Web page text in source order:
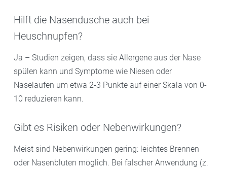
Hilft die Nasendusche auch bei
Heuschnupfen?
Ja – Studien zeigen, dass sie Allergene aus der Nase
spülen kann und Symptome wie Niesen oder
Naselaufen um etwa 2-3 Punkte auf einer Skala von 0-
10 reduzieren kann.
Gibt es Risiken oder Nebenwirkungen?
Meist sind Nebenwirkungen gering: leichtes Brennen
oder Nasenbluten möglich. Bei falscher Anwendung (z.